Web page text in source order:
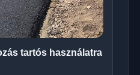
tartós használatra